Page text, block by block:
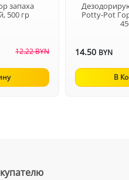
запаха
500 гр
12.22 BYN
Potty-Pot
14.50 BYN
В